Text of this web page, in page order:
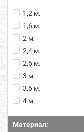
1,2 м.
1,6 м.
2 м.
2,4 м.
2,6 м.
3 м.
3,6 м.
4 м.
Материал: